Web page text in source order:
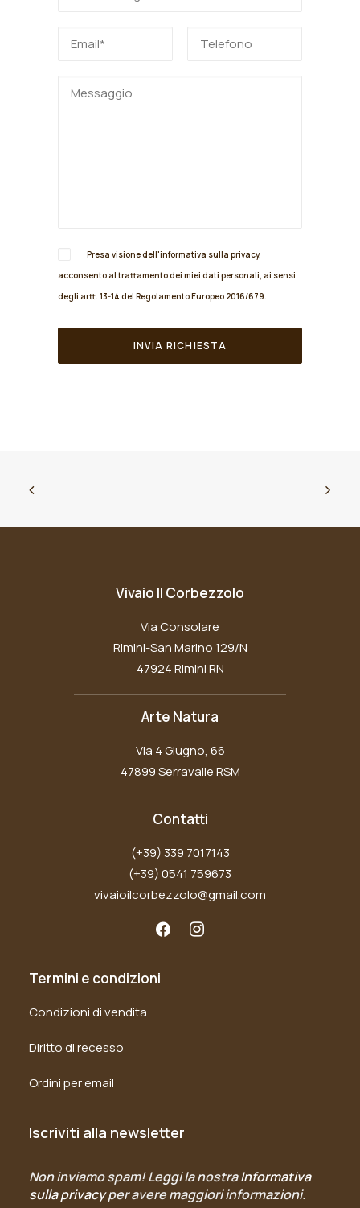
Presa visione dell'informativa sulla privacy,
acconsento al trattamento dei miei dati personali, ai sensi
degli artt. 13-14 del Regolamento Europeo 2016/679.
Vivaio Il Corbezzolo
Via Consolare
Rimini-San Marino 129/N
47924 Rimini RN
Arte Natura
Via 4 Giugno, 66
47899 Serravalle RSM
Contatti
(+39) 339 7017143
(+39) 0541 759673
vivaioilcorbezzolo@gmail.com
Termini e condizioni
Condizioni di vendita
Diritto di recesso
Ordini per email
Iscriviti alla newsletter
Non inviamo spam! Leggi la nostraInformativa
sulla privacyper avere maggiori informazioni.